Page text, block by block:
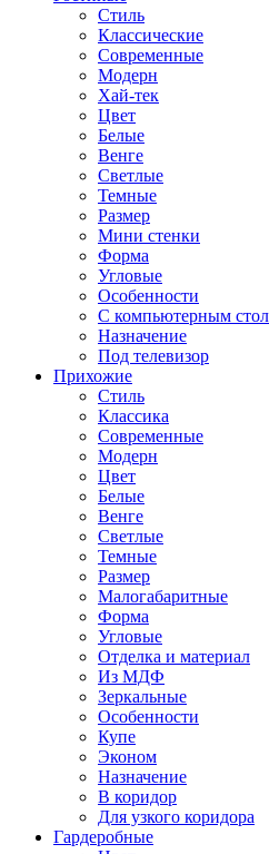
Стиль
Классические
Современные
Модерн
Хай-тек
Цвет
Белые
Венге
Светлые
Темные
Размер
Мини стенки
Форма
Угловые
Особенности
С компьютерным
Назначение
Под телевизор
Прихожие
Стиль
Классика
Современные
Модерн
Цвет
Белые
Венге
Светлые
Темные
Размер
Малогабаритные
Форма
Угловые
Отделка и материал
Из МДФ
Зеркальные
Особенности
Купе
Эконом
Назначение
В коридор
Для узкого коридора
Гардеробные